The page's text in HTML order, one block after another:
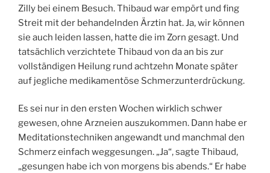
Zilly bei einem Besuch. Thibaud war empört und fing
Streit mit der behandelnden Ärztin hat. Ja, wir können
sie auch leiden lassen, hatte die im Zorn gesagt. Und
tatsächlich verzichtete Thibaud von da an bis zur
vollständigen Heilung rund achtzehn Monate später
auf jegliche medikamentöse Schmerzunterdrückung.
Es sei nur in den ersten Wochen wirklich schwer
gewesen, ohne Arzneien auszukommen. Dann habe er
Meditationstechniken angewandt und manchmal den
Schmerz einfach weggesungen. „Ja“, sagte Thibaud,
„gesungen habe ich von morgens bis abends.“ Er habe